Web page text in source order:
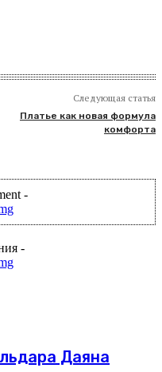
Следующая статья
Платье как новая формула
комфорта
-
-
Даяна